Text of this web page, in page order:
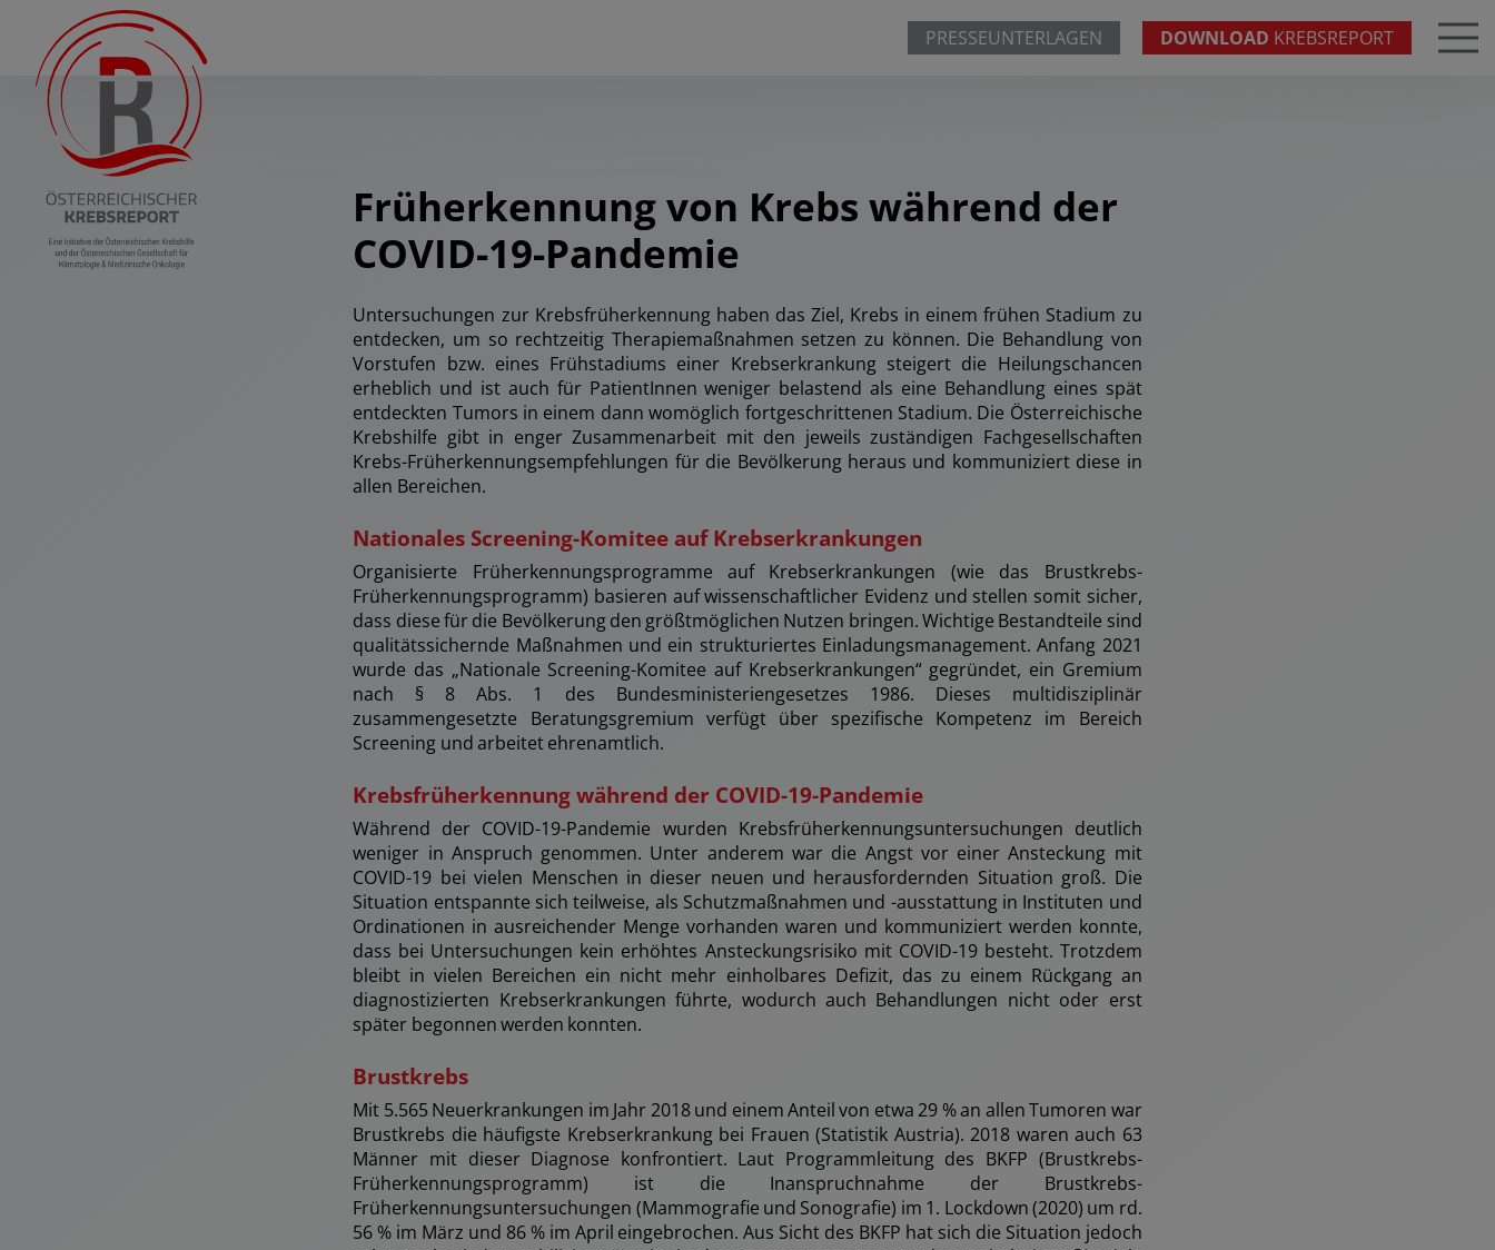
PRESSEUNTERLAGEN DOWNLOAD KREBSREPORT
Früherkennung von Krebs während der
COVID-19-Pandemie
Untersuchungen zur Krebsfrüherkennung haben das Ziel, Krebs in einem frühen Stadium zu
entdecken, um so rechtzeitig Therapiemaßnahmen setzen zu können. Die Behandlung von
Vorstufen bzw. eines Frühstadiums einer Krebserkrankung steigert die Heilungschancen
erheblich und ist auch für PatientInnen weniger belastend als eine Behandlung eines spät
entdeckten Tumors in einem dann womöglich fortgeschrittenen Stadium. Die Österreichische
Krebshilfe gibt in enger Zusammenarbeit mit den jeweils zuständigen Fachgesellschaften
Krebs-Früherkennungsempfehlungen für die Bevölkerung heraus und kommuniziert diese in
allen Bereichen.
Nationales Screening-Komitee auf Krebserkrankungen
Organisierte Früherkennungsprogramme auf Krebserkrankungen (wie das Brustkrebs-
Früherkennungsprogramm) basieren auf wissenschaftlicher Evidenz und stellen somit sicher,
dass diese für die Bevölkerung den größtmöglichen Nutzen bringen. Wichtige Bestandteile sind
qualitätssichernde Maßnahmen und ein strukturiertes Einladungsmanagement. Anfang 2021
wurde das „Nationale Screening-Komitee auf Krebserkrankungen“ gegründet, ein Gremium
nach § 8 Abs. 1 des Bundesministeriengesetzes 1986. Dieses multidisziplinär
zusammengesetzte Beratungsgremium verfügt über spezifische Kompetenz im Bereich
Screening und arbeitet ehrenamtlich.
Krebsfrüherkennung während der COVID-19-Pandemie
Während der COVID-19-Pandemie wurden Krebsfrüherkennungsuntersuchungen deutlich
weniger in Anspruch genommen. Unter anderem war die Angst vor einer Ansteckung mit
COVID-19 bei vielen Menschen in dieser neuen und herausfordernden Situation groß. Die
Situation entspannte sich teilweise, als Schutzmaßnahmen und -ausstattung in Instituten und
Ordinationen in ausreichender Menge vorhanden waren und kommuniziert werden konnte,
dass bei Untersuchungen kein erhöhtes Ansteckungsrisiko mit COVID-19 besteht. Trotzdem
bleibt in vielen Bereichen ein nicht mehr einholbares Defizit, das zu einem Rückgang an
diagnostizierten Krebserkrankungen führte, wodurch auch Behandlungen nicht oder erst
später begonnen werden konnten.
Brustkrebs
Mit 5.565 Neuerkrankungen im Jahr 2018 und einem Anteil von etwa 29 % an allen Tumoren war
Brustkrebs die häufigste Krebserkrankung bei Frauen (Statistik Austria). 2018 waren auch 63
Männer mit dieser Diagnose konfrontiert. Laut Programmleitung des BKFP (Brustkrebs-
Früherkennungsprogramm) ist die Inanspruchnahme der Brustkrebs-
Früherkennungsuntersuchungen (Mammografie und Sonografie) im 1. Lockdown (2020) um rd.
56 % im März und 86 % im April eingebrochen. Aus Sicht des BKFP hat sich die Situation jedoch